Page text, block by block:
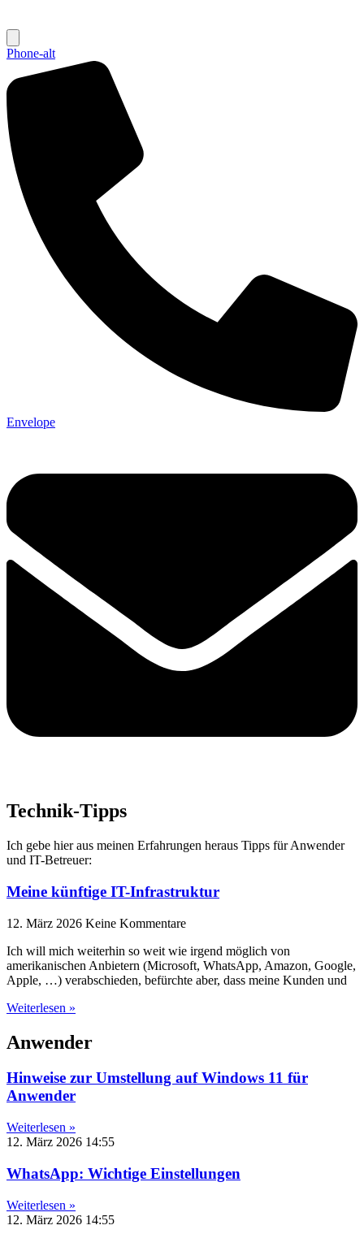
Phone-alt
Envelope
Technik-Tipps
Ich gebe hier aus meinen Erfahrungen heraus Tipps für Anwender
und IT-Betreuer:
Meine künftige IT-Infrastruktur
12. März 2026 Keine Kommentare
Ich will mich weiterhin so weit wie irgend möglich von
amerikanischen Anbietern (Microsoft, WhatsApp, Amazon, Google,
Apple, …) verabschieden, befürchte aber, dass meine Kunden und
Weiterlesen »
Anwender
Hinweise zur Umstellung auf Windows 11 für
Anwender
Weiterlesen »
12. März 2026 14:55
WhatsApp: Wichtige Einstellungen
Weiterlesen »
12. März 2026 14:55